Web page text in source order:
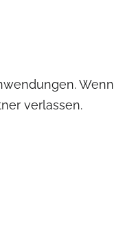
Wenn
verlassen.